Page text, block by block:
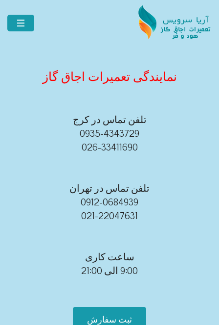
نمایندگی تعمیرات اجاق گاز
تلفن تماس در کرج
0935-4343729
026-33411690
تلفن تماس در تهران
0912-0684939
021-22047631
ساعت کاری
9:00 الی 21:00
ثبت سفارش